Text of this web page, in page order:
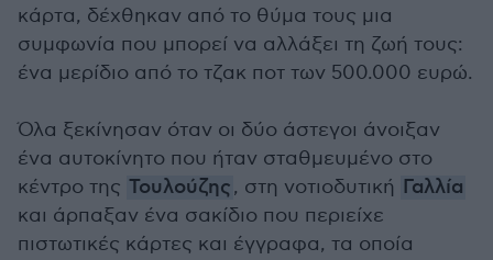
κάρτα, δέχθηκαν από το θύμα τους μια
συμφωνία που μπορεί να αλλάξει τη ζωή τους:
ένα μερίδιο από το τζακ ποτ των 500.000 ευρώ.
Όλα ξεκίνησαν όταν οι δύο άστεγοι άνοιξαν
ένα αυτοκίνητο που ήταν σταθμευμένο στο
κέντρο της Τουλούζης, στη νοτιοδυτική Γαλλία
και άρπαξαν ένα σακίδιο που περιείχε
πιστωτικές κάρτες και έγγραφα, τα οποία